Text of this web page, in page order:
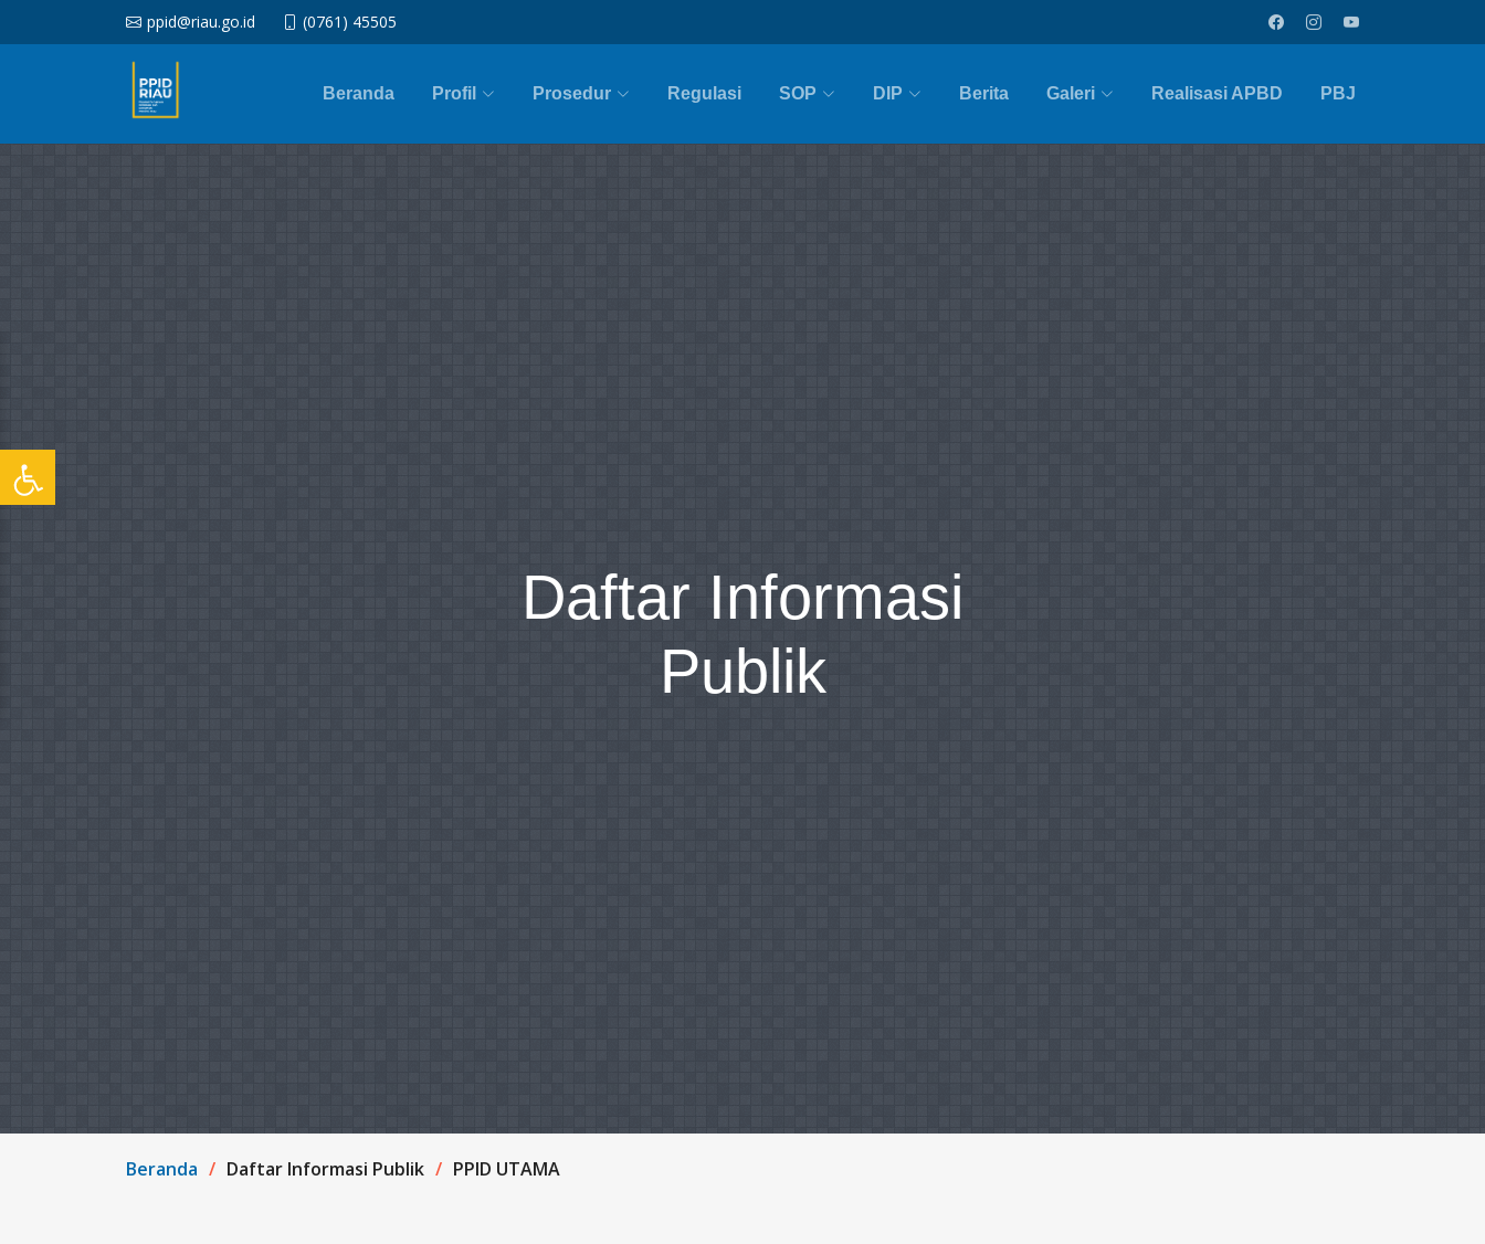
ppid@riau.go.id (0761) 45505
Beranda Profil Prosedur Regulasi SOP DIP Berita Galeri Realisasi APBD PBJ
Daftar Informasi
Publik
Beranda Daftar Informasi Publik PPID UTAMA